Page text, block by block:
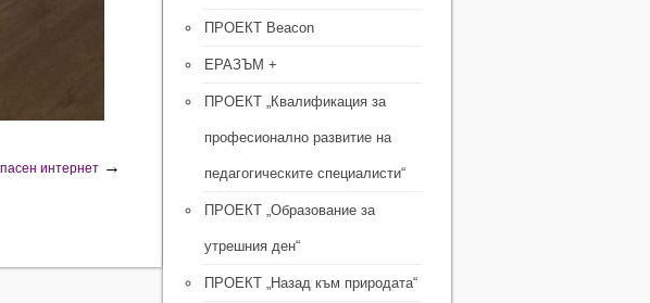
интернет →
ПРОЕКТ Beacon
ЕРАЗЪМ +
ПРОЕКТ „Квалификация за
професионално развитие на
педагогическите специалисти“
ПРОЕКТ „Образование за
утрешния ден“
ПРОЕКТ „Назад към природата“